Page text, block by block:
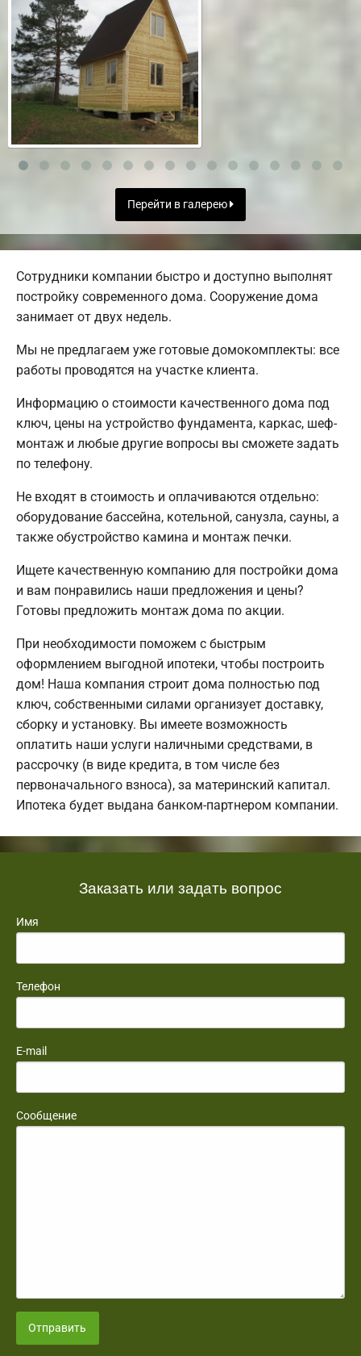
Перейти в галерею
Сотрудники компании быстро и доступно выполнят
постройку современного дома. Сооружение дома
занимает от двух недель.
Мы не предлагаем уже готовые домокомплекты: все
работы проводятся на участке клиента.
Информацию о стоимости качественного дома под
ключ, цены на устройство фундамента, каркас, шеф-
монтаж и любые другие вопросы вы сможете задать
по телефону.
Не входят в стоимость и оплачиваются отдельно:
оборудование бассейна, котельной, санузла, сауны, а
также обустройство камина и монтаж печки.
Ищете качественную компанию для постройки дома
и вам понравились наши предложения и цены?
Готовы предложить монтаж дома по акции.
При необходимости поможем с быстрым
оформлением выгодной ипотеки, чтобы построить
дом! Наша компания строит дома полностью под
ключ, собственными силами организует доставку,
сборку и установку. Вы имеете возможность
оплатить наши услуги наличными средствами, в
рассрочку (в виде кредита, в том числе без
первоначального взноса), за материнский капитал.
Ипотека будет выдана банком-партнером компании.
Заказать или задать вопрос
Имя
Телефон
E-mail
Сообщение
Отправить